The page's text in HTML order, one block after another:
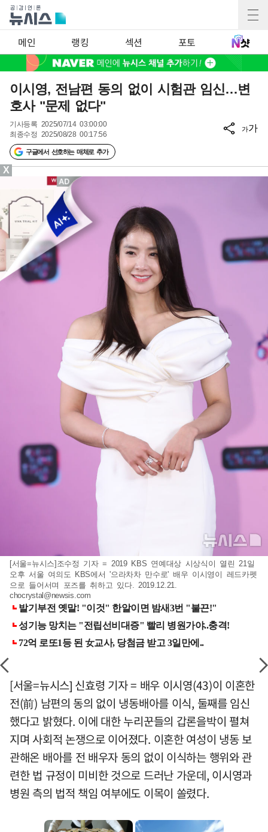
메인 랭킹 섹션 포토
이시영, 전남편 동의 없이 시험관 임신…변
호사 "문제 없다"
기사등록 2025/07/14 03:00:00
최종수정 2025/08/28 00:17:56
구글에서 선호하는 매체로 추가
가가
[서울=뉴시스]조수정 기자 = 2019 KBS 연예대상 시상식이 열린 21일
오후 서울 여의도 KBS에서 '으라차차 만수로' 배우 이시영이 레드카펫
으로 들어서며 포즈를 취하고 있다. 2019.12.21.
chocrystal@newsis.com
[서울=뉴시스] 신효령 기자 = 배우 이시영(43)이 이혼한
전(前) 남편의 동의 없이 냉동배아를 이식, 둘째를 임신
했다고 밝혔다. 이에 대한 누리꾼들의 갑론을박이 펼쳐
지며 사회적 논쟁으로 이어졌다. 이혼한 여성이 냉동 보
관해온 배아를 전 배우자 동의 없이 이식하는 행위와 관
련한 법 규정이 미비한 것으로 드러난 가운데, 이시영과
병원 측의 법적 책임 여부에도 이목이 쏠렸다.
X